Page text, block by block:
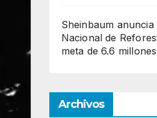
Sheinbaum
Nacional de
meta de 6.6
Archivos